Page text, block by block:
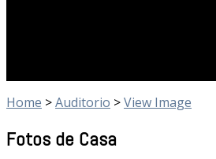
Home >Auditorio >View Image
Fotos de Casa